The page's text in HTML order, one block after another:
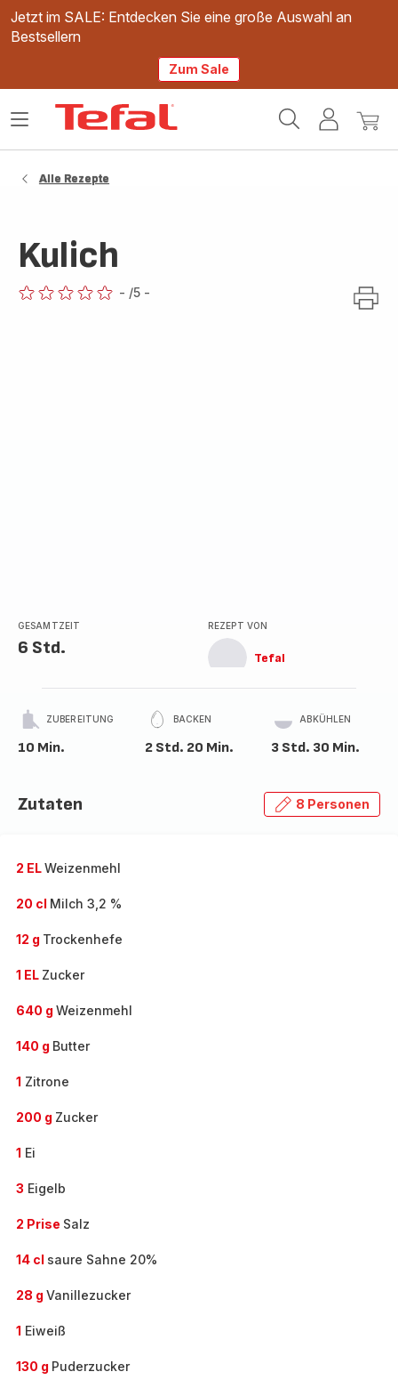
Jetzt im SALE: Entdecken Sie eine große Auswahl an
Bestsellern
Zum Sale
Mein
Mein
Das
Alle Rezepte
Kulich
- /5 -
GESAMTZEIT
6 Std.
REZEPT VON
Tefal
ZUBEREITUNG
10 Min.
BACKEN
2 Std. 20 Min.
ABKÜHLEN
3 Std. 30 Min.
Zutaten 8 Personen
2 ELWeizenmehl
20 cl Milch 3,2 %
12 g Trockenhefe
1 EL Zucker
640 g Weizenmehl
140 g Butter
1 Zitrone
200 g Zucker
1 Ei
3 Eigelb
2 Prise Salz
14 cl saure Sahne 20%
28 g Vanillezucker
1 Eiweiß
130 g Puderzucker